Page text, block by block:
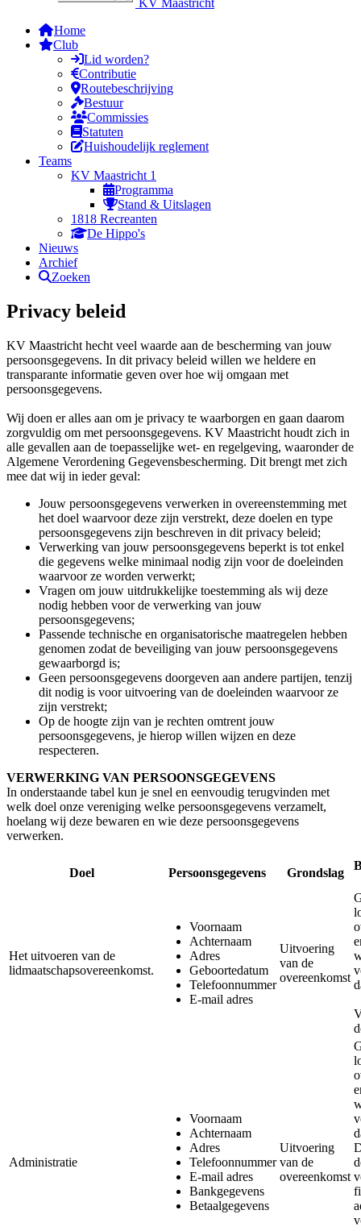
Home
Club
Lid worden?
Contributie
Routebeschrijving
Bestuur
Commissies
Statuten
Huishoudelijk reglement
Teams
KV Maastricht 1
Programma
Stand & Uitslagen
1818 Recreanten
De Hippo's
Nieuws
Archief
Zoeken
Privacy beleid
KV Maastricht hecht veel waarde aan de bescherming van jouw
persoonsgegevens. In dit privacy beleid willen we heldere en
transparante informatie geven over hoe wij omgaan met
persoonsgegevens.
Wij doen er alles aan om je privacy te waarborgen en gaan daarom
zorgvuldig om met persoonsgegevens. KV Maastricht houdt zich in
alle gevallen aan de toepasselijke wet- en regelgeving, waaronder de
Algemene Verordening Gegevensbescherming. Dit brengt met zich
mee dat wij in ieder geval:
Jouw persoonsgegevens verwerken in overeenstemming met
het doel waarvoor deze zijn verstrekt, deze doelen en type
persoonsgegevens zijn beschreven in dit privacy beleid;
Verwerking van jouw persoonsgegevens beperkt is tot enkel
die gegevens welke minimaal nodig zijn voor de doeleinden
waarvoor ze worden verwerkt;
Vragen om jouw uitdrukkelijke toestemming als wij deze
nodig hebben voor de verwerking van jouw
persoonsgegevens;
Passende technische en organisatorische maatregelen hebben
genomen zodat de beveiliging van jouw persoonsgegevens
gewaarborgd is;
Geen persoonsgegevens doorgeven aan andere partijen, tenzij
dit nodig is voor uitvoering van de doeleinden waarvoor ze
zijn verstrekt;
Op de hoogte zijn van je rechten omtrent jouw
persoonsgegevens, je hierop willen wijzen en deze
respecteren.
VERWERKING VAN PERSOONSGEGEVENS
In onderstaande tabel kun je snel en eenvoudig terugvinden met
welk doel onze vereniging welke persoonsgegevens verzamelt,
hoelang wij deze bewaren en wie deze persoonsgegevens
verwerken.
Doel Persoonsgegevens Grondslag
Het uitvoeren van de
lidmaatschapsovereenkomst.
Voornaam
Achternaam
Adres
Geboortedatum
Telefoonnummer
E-mail adres
Uitvoering
van de
overeenkomst
Administratie
Voornaam
Achternaam
Adres
Telefoonnummer
E-mail adres
Bankgegevens
Betaalgegevens
Uitvoering
van de
overeenkomst